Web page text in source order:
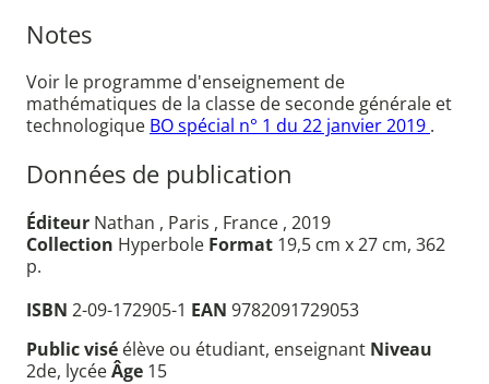
Notes
Voir le programme d'enseignement de
mathématiques de la classe de seconde générale et
technologique BO spécial n° 1 du 22 janvier 2019 .
Données de publication
Éditeur Nathan , Paris , France , 2019
Collection Hyperbole Format 19,5 cm x 27 cm, 362
p.
ISBN 2-09-172905-1 EAN 9782091729053
Public visé élève ou étudiant, enseignant Niveau
2de, lycéeÂge 15